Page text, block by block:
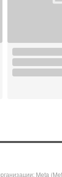
Meta